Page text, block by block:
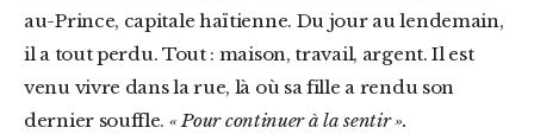
au-Prince, capitale haïtienne. Du jour au lendemain,
il a tout perdu. Tout : maison, travail, argent. Il est
venu vivre dans la rue, là où sa fille a rendu son
dernier souffle. « Pour continuer à la sentir ».